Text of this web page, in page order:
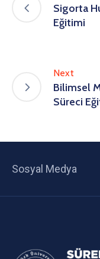
Sigorta
Eğitimi
Next
Bilimsel
Süreci
Sosyal Medya